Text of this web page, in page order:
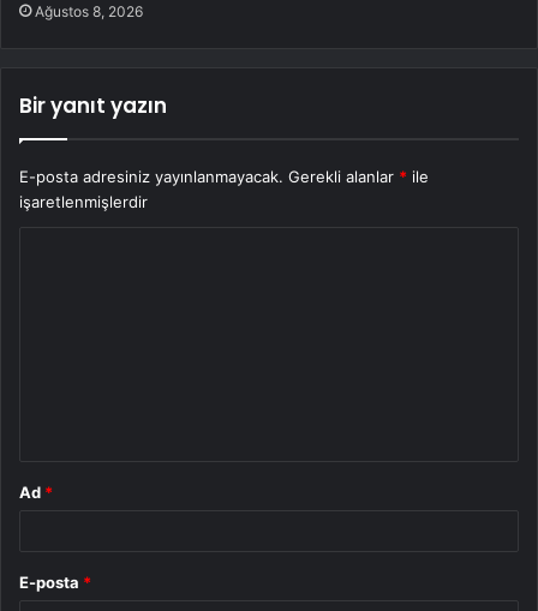
Ağustos 8, 2026
Bir yanıt yazın
E-posta adresiniz yayınlanmayacak. Gerekli alanlar * ile
işaretlenmişlerdir
Ad *
E-posta *